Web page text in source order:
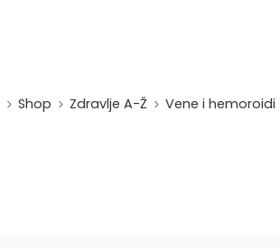
Shop Zdravlje A-Ž Vene i hemoroidi